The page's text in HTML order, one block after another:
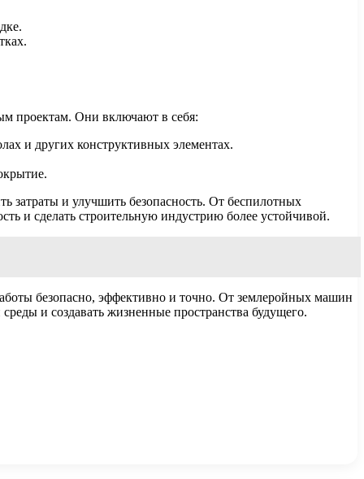
проектам. Они включают в себя:
и других конструктивных элементах.
затраты и улучшить безопасность. От беспилотных
и сделать строительную индустрию более устойчивой.
безопасно, эффективно и точно. От землеройных машин
и создавать жизненные пространства будущего.